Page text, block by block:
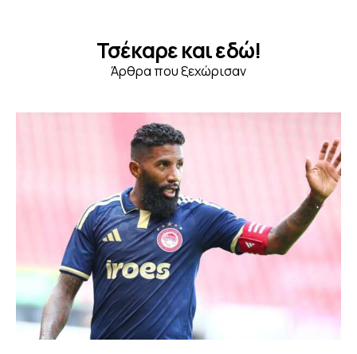
Τσέκαρε και εδώ!
Άρθρα που ξεχώρισαν